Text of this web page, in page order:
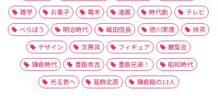
雑学
お菓子 幕末 漫画 時代劇
テレビ
べらぼう
明治時代 織田信長 徳川家康
抹茶
デザイン
文房具 フィギュア
展覧会
鎌倉時代
豊臣秀吉 豊臣兄弟！
昭和時代
光る君へ
葛飾北斎 鎌倉殿の13人